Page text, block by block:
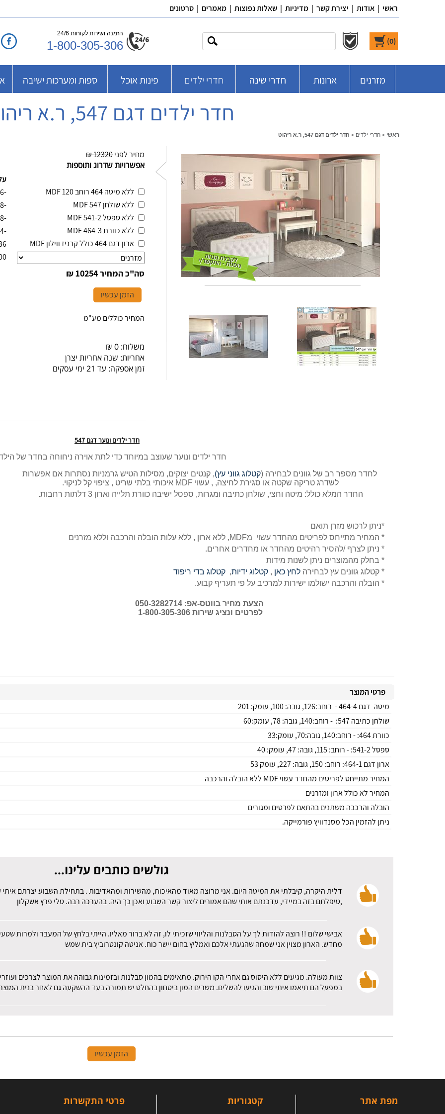
ראשי | אודות | יצירת קשר | מדיניות | שאלות נפוצות | מאמרים | סרטונים
(
0
)
הזמנה ושירות לקוחות 24/6
1-800-305-306
מזרנים ארונות חדרי שינה חדרי ילדים פינות אוכל ספות ומערכות ישיבה
חדר ילדים דגם 547, ר.א ריהוט
ראשי > חדרי ילדים > חדר ילדים דגם 547, ר.א ריהוט
מחיר לפני12320 ₪
אפשרויות שדרוג ותוספות
ללא מיטה 464 רוחב 120 MDF
-4416
ללא שולחן 547 MDF
-2568
ללא ספסל 541-2 MDF
-1128
ללא כוורת 464-3 MDF
-1744
ארון דגם 464 כולל קרניז ווילון MDF
סה"כ המחיר10254 ₪
הזמן עכשיו
המחיר כוללים מע"מ
משלוח: 0 ₪
אחריות: שנה אחריות יצרן
זמן אספקה: עד 21 ימי עסקים
חדר ילדים ונוער דגם 547
חדר ילדים ונוער שעוצב במיוחד כדי לתת אוירה ניחוחה בחדר של
לחדר מספר רב של גוונים לבחירה (קטלוג גווני עץ), קנטים יצוקים, מסילות הטיש גרמניות נסתרות אם אפשרות
לשדרג טריקה שקטה או סגירת לחיצה, , עשוי MDF איכותי בלתי שריט , ציפוי קל לניקוי.
החדר המלא כולל: מיטה וחצי, שולחן כתיבה ומגרות, ספסל ישיבה כוורת תלייה וארון 3 דלתות רחבות.
*ניתן לרכוש מזרן תואם
* המחיר מתייחס לפריטים מהחדר עשוי מMDF, ללא ארון , ללא עלות הובלה והרכבה וללא מזרנים
* ניתן לצרף /להסיר רהיטים מהחדר או מחדרים אחרים.
* בחלק מהמוצרים ניתן לשנות מידות
* קטלוג גוונים עץ לבחירה לחץ כאן , קטלוג ידיות, קטלוג בדי ריפוד
* הובלה והרכבה ישולמו ישירות למרכיב על פי תעריף קבוע.
הצעת מחיר בווטס-אפ: 050-3282714
לפרטים ונציג שירות 1-800-305-306
פרטי המוצר
מיטה דגם 464-4 - רוחב:126, גובה: 100, עומק: 201
שולחן כתיבה 547: - רוחב:140, גובה: 78, עומק:60
כוורת 464: - רוחב:140, גובה:70, עומק:33
ספסל 541-2: - רוחב: 115, גובה: 47, עומק: 40
ארון דגם 464-1: רוחב: 150, גובה: 227, עומק 53
המחיר מתייחס לפריטים מהחדר עשוי MDF ללא הובלה והרכבה
המחיר לא כולל ארון ומזרנים
הובלה והרכבה משתנים בהתאם לפרטים ומגורים
ניתן להזמין הכל מסנדוויץ פורמייקה.
גולשים כותבים עלינו...
דלית היקרה, קיבלתי את המיטה היום. אני מרוצה מאוד מהאיכות, מהשירות ומהאדיבות . בתחילת השבוע יצרתם איתי
,טיפלתם בזה במיידי, עדכנתם אותי שהם אמורים ליצור קשר השבוע ואכן כך היה. בהערכה רבה. טלי פרץ אשקלון
אבישי שלום !! רוצה להודות לך על הסבלנות והליווי שזכיתי לו, זה לא ברור מאליו. הייתי בלחץ של המעבר ולמרות
מחדש. הארון מצוין אני שמחה שהגעתי אלכם ואמליץ בחום יישר כוח. אניטה קונטרוביץ בית שמש
צוות מעולה. מגיעים ללא היסוס גם אחרי הקו הירוק. מתאימים בהמון סבלנות ובזמינות גבוהה את המוצר לצרכים
במפעל הם תיאמו איתי שוב והגיעו להשלים. משרים המון ביטחון בהחלט יש תמורה בעד ההשקעה גם לאחר בנית
הזמן עכשיו
מפת אתר קטגוריות פרטי התקשרות